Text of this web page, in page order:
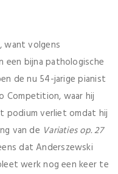
want volgens
een bijna pathologische
de nu 54-jarige pianist
Competition, waar hij
podium verliet omdat hij
van de Variaties op. 27
dat Anderszewski
werk nog een keer te